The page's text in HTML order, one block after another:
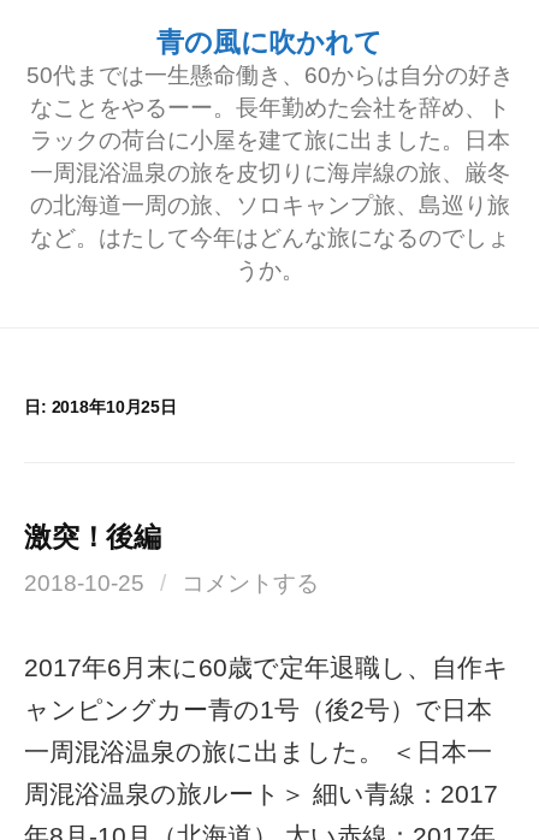
青の風に吹かれて
50代までは一生懸命働き、60からは自分の好き
なことをやるーー。長年勤めた会社を辞め、ト
ラックの荷台に小屋を建て旅に出ました。日本
一周混浴温泉の旅を皮切りに海岸線の旅、厳冬
の北海道一周の旅、ソロキャンプ旅、島巡り旅
など。はたして今年はどんな旅になるのでしょ
うか。
日: 2018年10月25日
激突！後編
2018-10-25 / コメントする
2017年6月末に60歳で定年退職し、自作キ
ャンピングカー青の1号（後2号）で日本
一周混浴温泉の旅に出ました。 ＜日本一
周混浴温泉の旅ルート＞ 細い青線：2017